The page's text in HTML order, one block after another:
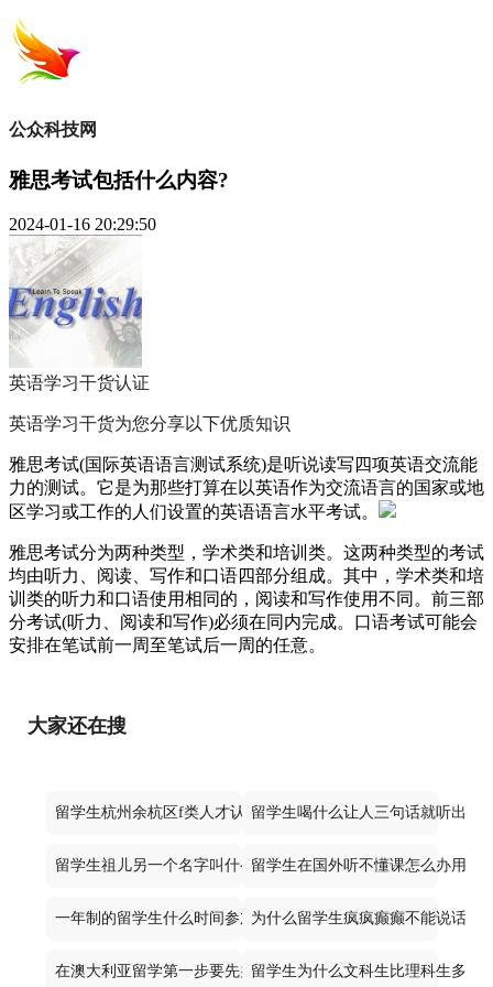
公众科技网
雅思考试包括什么内容?
2024-01-16 20:29:50
英语学习干货认证
英语学习干货为您分享以下优质知识
雅思考试(国际英语语言测试系统)是听说读写四项英语交流能
力的测试。它是为那些打算在以英语作为交流语言的国家或地
区学习或工作的人们设置的英语语言水平考试。
雅思考试分为两种类型，学术类和培训类。这两种类型的考试
均由听力、阅读、写作和口语四部分组成。其中，学术类和培
训类的听力和口语使用相同的，阅读和写作使用不同。前三部
分考试(听力、阅读和写作)必须在同内完成。口语考试可能会
安排在笔试前一周至笔试后一周的任意。
大家还在搜
留学生杭州余杭区f类人才认定标准是什么留学生喝什么让人三句话就听出来
留学生祖儿另一个名字叫什么来着留学生在国外听不懂课怎么办用什
一年制的留学生什么时间参加校招为什么留学生疯疯癫癫不能说话
在澳大利亚留学第一步要先办什么留学生为什么文科生比理科生多